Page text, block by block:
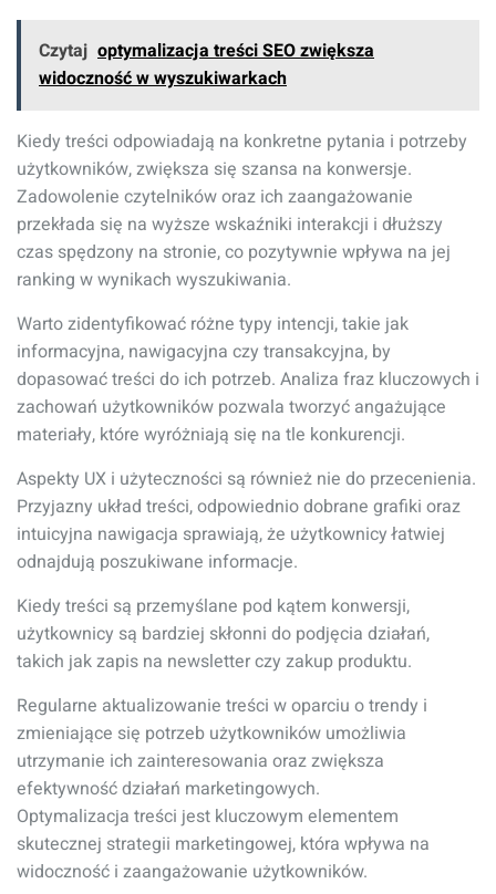
Czytaj optymalizacja treści SEO zwiększa
widoczność w wyszukiwarkach
Kiedy treści odpowiadają na konkretne pytania i potrzeby
użytkowników, zwiększa się szansa na konwersje.
Zadowolenie czytelników oraz ich zaangażowanie
przekłada się na wyższe wskaźniki interakcji i dłuższy
czas spędzony na stronie, co pozytywnie wpływa na jej
ranking w wynikach wyszukiwania.
Warto zidentyfikować różne typy intencji, takie jak
informacyjna, nawigacyjna czy transakcyjna, by
dopasować treści do ich potrzeb. Analiza fraz kluczowych i
zachowań użytkowników pozwala tworzyć angażujące
materiały, które wyróżniają się na tle konkurencji.
Aspekty UX i użyteczności są również nie do przecenienia.
Przyjazny układ treści, odpowiednio dobrane grafiki oraz
intuicyjna nawigacja sprawiają, że użytkownicy łatwiej
odnajdują poszukiwane informacje.
Kiedy treści są przemyślane pod kątem konwersji,
użytkownicy są bardziej skłonni do podjęcia działań,
takich jak zapis na newsletter czy zakup produktu.
Regularne aktualizowanie treści w oparciu o trendy i
zmieniające się potrzeb użytkowników umożliwia
utrzymanie ich zainteresowania oraz zwiększa
efektywność działań marketingowych.
Optymalizacja treści jest kluczowym elementem
skutecznej strategii marketingowej, która wpływa na
widoczność i zaangażowanie użytkowników.